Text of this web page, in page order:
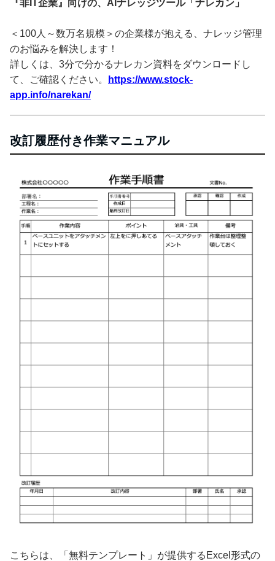
『非IT企業』向けの、AIナレッジツール「ナレカン」
＜100人～数万名規模＞の企業様が抱える、ナレッジ管理
のお悩みを解決します！
詳しくは、3分で分かるナレカン資料をダウンロードし
て、ご確認ください。
https://www.stock-
app.info/narekan/
改訂履歴付き作業マニュアル
こちらは、「無料テンプレート」が提供するExcel形式の